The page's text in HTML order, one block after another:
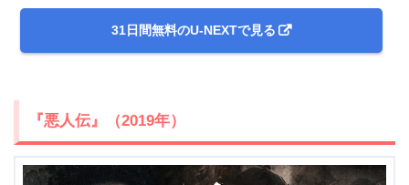
31日間無料のU-NEXTで見る
『悪人伝』（2019年）